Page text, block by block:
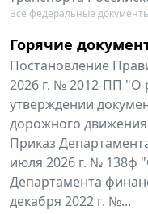
Все федеральные
Горячие
Постановление
2026 г. № 2012-ПП "О
утверждении
дорожного движения
Приказ
июля 2026 г. № 138ф
Департамента
декабря 2022 г. №...